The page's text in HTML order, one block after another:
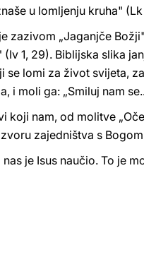
u lomljenju kruha"
zazivom „Jaganjče
1, 29). Biblijska slika
se lomi za život svijeta,
i moli ga: „Smiluj nam
koji nam, od molitve
zajedništva s
je Isus naučio. To je